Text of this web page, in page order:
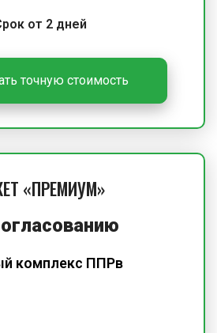
от 2 дней
точную стоимость
«ПРЕМИУМ»
комплекс ППРв